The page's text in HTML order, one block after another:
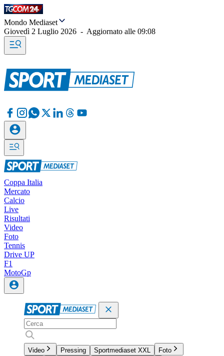
Mondo Mediaset
Giovedì 2 Luglio 2026 - Aggiornato alle 09:08
Coppa Italia
Mercato
Calcio
Live
Risultati
Video
Foto
Tennis
Drive UP
F1
MotoGp
Video Pressing Sportmediaset XXL
Foto